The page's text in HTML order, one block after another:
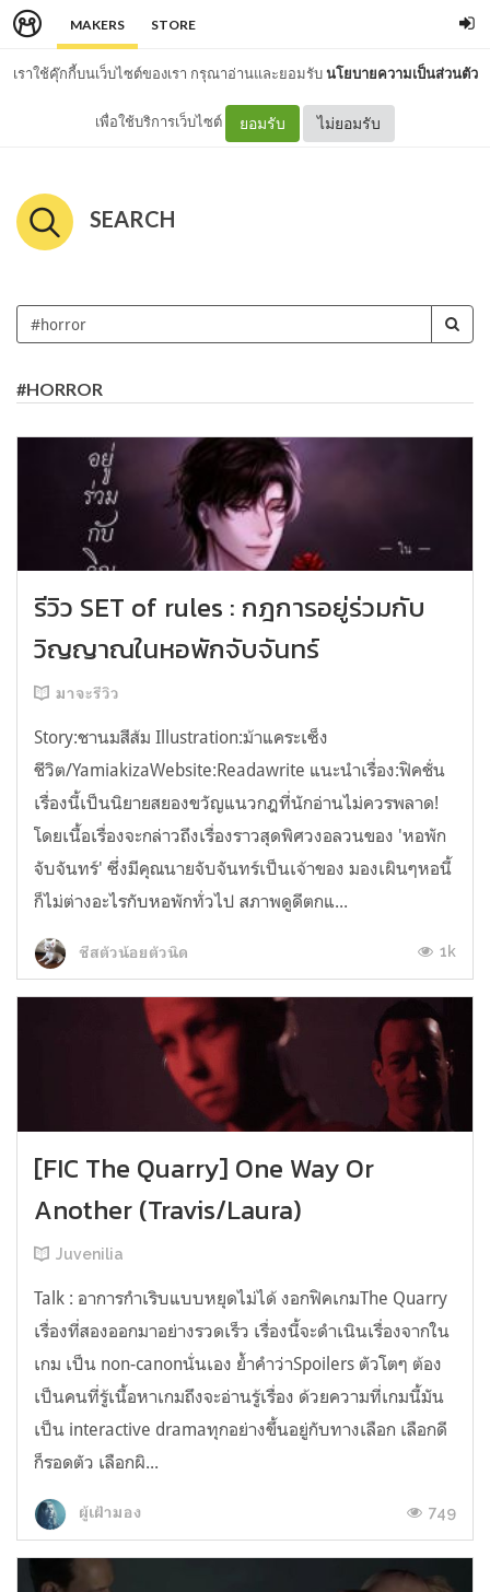
MAKERS STORE
เราใช้คุ๊กกี้บนเว็บไซต์ของเรา กรุณาอ่านและยอมรับนโยบายความเป็นส่วนตัว
เพื่อใช้บริการเว็บไซต์ ยอมรับ ไม่ยอมรับ
SEARCH
#HORROR
รีวิว SET of rules : กฎการอยู่ร่วมกับ
วิญญาณในหอพักจับจันทร์
มาจะรีวิว
Story:ชานมสีส้ม Illustration:ม้าแคระเซ็ง
ชีวิต/YamiakizaWebsite:Readawrite แนะนำเรื่อง:ฟิคชั่น
เรื่องนี้เป็นนิยายสยองขวัญแนวกฎที่นักอ่านไม่ควรพลาด!
โดยเนื้อเรื่องจะกล่าวถึงเรื่องราวสุดพิศวงอลวนของ 'หอพัก
จับจันทร์' ซึ่งมีคุณนายจับจันทร์เป็นเจ้าของ มองเผินๆหอนี้
ก็ไม่ต่างอะไรกับหอพักทั่วไป สภาพดูดีตกแ...
ชีสตัวน้อยตัวนิด 1k
[FIC The Quarry] One Way Or
Another (Travis/Laura)
Juvenilia
Talk : อาการกำเริบแบบหยุดไม่ได้ งอกฟิคเกมThe Quarry
เรื่องที่สองออกมาอย่างรวดเร็ว เรื่องนี้จะดำเนินเรื่องจากใน
เกม เป็น non-canonนั่นเอง ย้ำคำว่าSpoilers ตัวโตๆ ต้อง
เป็นคนที่รู้เนื้อหาเกมถึงจะอ่านรู้เรื่อง ด้วยความที่เกมนี้มัน
เป็น interactive dramaทุกอย่างขึ้นอยู่กับทางเลือก เลือกดี
ก็รอดตัว เลือกผิ...
ผู้เฝ้ามอง 749